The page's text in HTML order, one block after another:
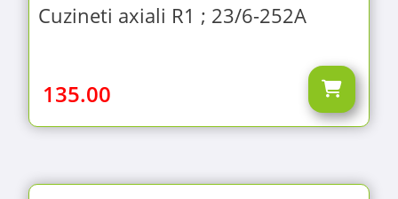
Cuzineti axiali R1 ; 23/6-252A
135.00